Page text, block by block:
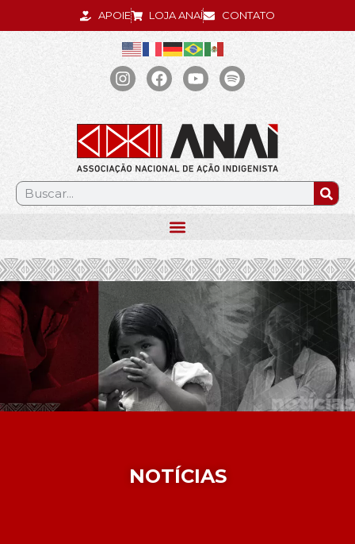
APOIE LOJA ANAÍ CONTATO
.
NOTÍCIAS